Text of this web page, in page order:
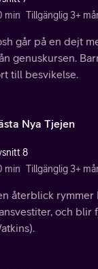
min Tillgänglig 3+
går på en dejt
genuskursen.
till besvikelse.
Nya Tjejen
8
min Tillgänglig 3+
återblick
och blir